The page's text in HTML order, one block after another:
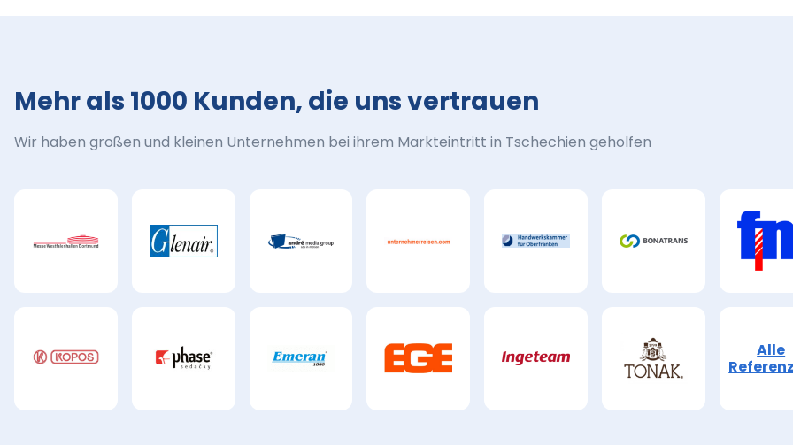
Mehr als 1000 Kunden, die uns vertrauen
Wir haben großen und kleinen Unternehmen bei ihrem Markteintritt in Tschechien geholfen
Alle